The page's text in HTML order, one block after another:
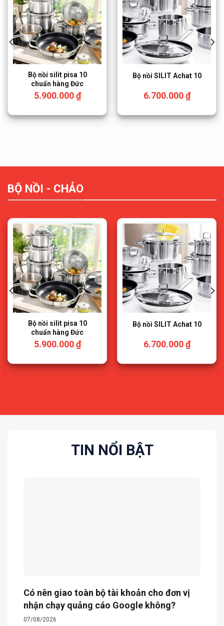
Bộ nồi silit pisa 10
chuẩn hàng Đức
5.900.000₫
Bộ nồi SILIT Achat 10
6.700.000₫
BỘ NỒI - CHẢO
Bộ nồi silit pisa 10
chuẩn hàng Đức
5.900.000₫
Bộ nồi SILIT Achat 10
6.700.000₫
TIN NỔI BẬT
Có nên giao toàn bộ tài khoản cho đơn vị
nhận chạy quảng cáo Google không?
07/08/2026